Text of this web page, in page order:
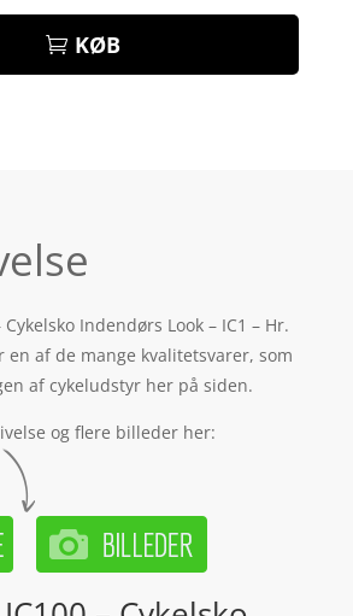
KØB
Indendørs Look – IC1 – Hr.
en af de mange kvalitetsvarer, som
af cykeludstyr her på siden.
og flere billeder her: